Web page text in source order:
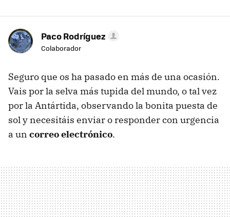
Paco Rodríguez
Colaborador
Seguro que os ha pasado en más de una ocasión.
Vais por la selva más tupida del mundo, o tal vez
por la Antártida, observando la bonita puesta de
sol y necesitáis enviar o responder con urgencia
a un correo electrónico.